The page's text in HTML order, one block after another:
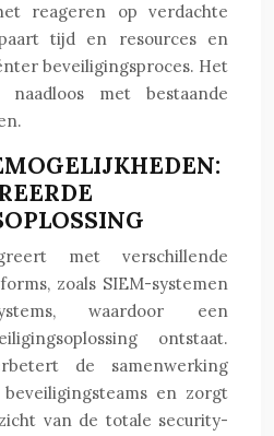
reageren op verdachte
tijd en resources en
beveiligingsproces. Het
met bestaande
met verschillende
zoals SIEM-systemen
waardoor een
ontstaat.
de samenwerking
en zorgt
van de totale security-